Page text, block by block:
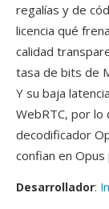
regalías y de
licencia qué
calidad
tasa de bits de
Y su baja
WebRTC, por lo
decodificador
confian en
Desarrollador: